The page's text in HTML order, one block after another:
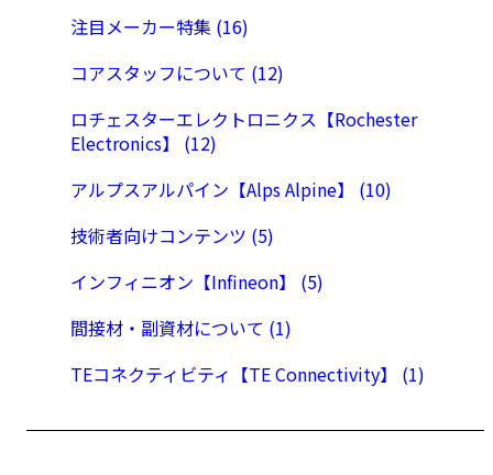
注目メーカー特集 (16)
コアスタッフについて (12)
ロチェスターエレクトロニクス【Rochester
Electronics】 (12)
アルプスアルパイン【Alps Alpine】 (10)
技術者向けコンテンツ (5)
インフィニオン【Infineon】 (5)
間接材・副資材について (1)
TEコネクティビティ【TE Connectivity】 (1)